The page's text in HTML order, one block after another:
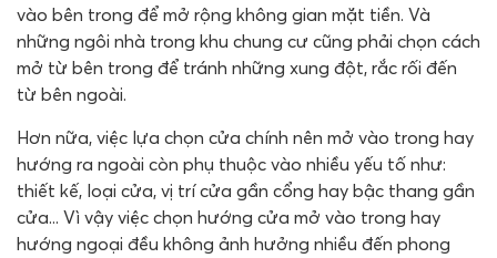
vào bên trong để mở rộng không gian mặt tiền. Và
những ngôi nhà trong khu chung cư cũng phải chọn cách
mở từ bên trong để tránh những xung đột, rắc rối đến
từ bên ngoài.
Hơn nữa, việc lựa chọn cửa chính nên mở vào trong hay
hướng ra ngoài còn phụ thuộc vào nhiều yếu tố như:
thiết kế, loại cửa, vị trí cửa gần cổng hay bậc thang gần
cửa... Vì vậy việc chọn hướng cửa mở vào trong hay
hướng ngoại đều không ảnh hưởng nhiều đến phong